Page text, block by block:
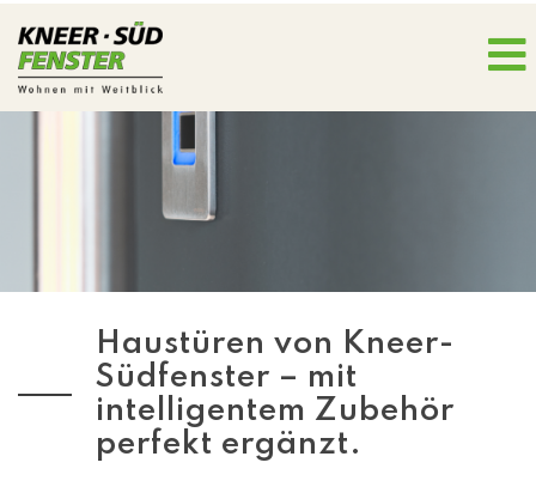
Haustüren von Kneer-
Südfenster – mit
intelligentem Zubehör
perfekt ergänzt.